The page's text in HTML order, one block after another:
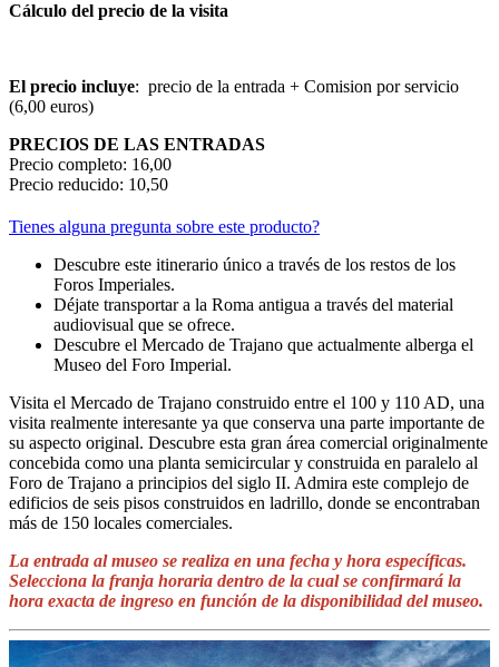
Cálculo del precio de la visita
El precio incluye: precio de la entrada + Comision por servicio
(6,00 euros)
PRECIOS DE LAS ENTRADAS
Precio completo: 16,00
Precio reducido: 10,50
Tienes alguna pregunta sobre este producto?
Descubre este itinerario único a través de los restos de los
Foros Imperiales.
Déjate transportar a la Roma antigua a través del material
audiovisual que se ofrece.
Descubre el Mercado de Trajano que actualmente alberga el
Museo del Foro Imperial.
Visita el Mercado de Trajano construido entre el 100 y 110 AD, una
visita realmente interesante ya que conserva una parte importante de
su aspecto original. Descubre esta gran área comercial originalmente
concebida como una planta semicircular y construida en paralelo al
Foro de Trajano a principios del siglo II. Admira este complejo de
edificios de seis pisos construidos en ladrillo, donde se encontraban
más de 150 locales comerciales.
La entrada al museo se realiza en una fecha y hora específicas.
Selecciona la franja horaria dentro de la cual se confirmará la
hora exacta de ingreso en función de la disponibilidad del museo.